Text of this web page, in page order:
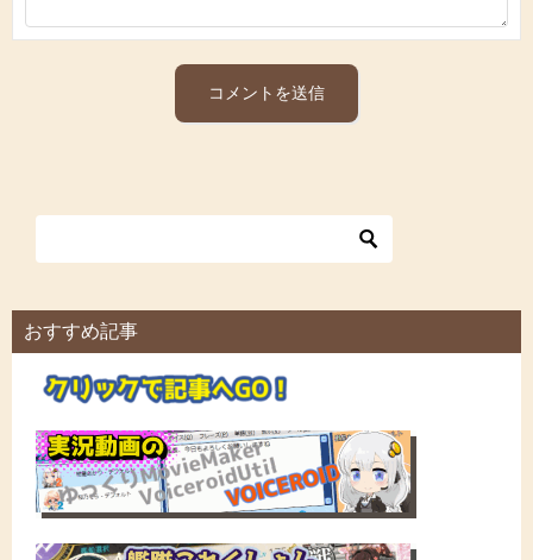
おすすめ記事